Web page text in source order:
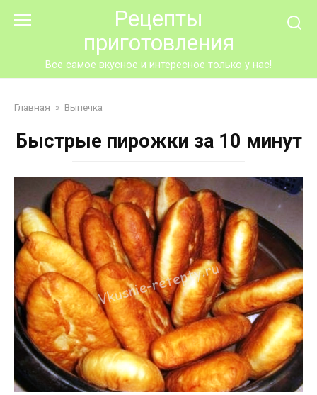
Рецепты
приготовления
Все самое вкусное и интересное только у нас!
Главная » Выпечка
Быстрые пирожки за 10 минут